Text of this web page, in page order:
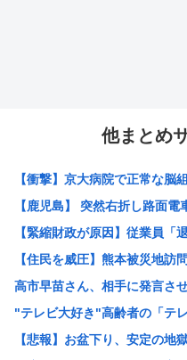
他まとめ
【衝撃】京大病院で正常な脳
【鹿児島】 突然右折し路面
【緊縮財政が原因】従業員「
【住民を威圧】熊本被災地訪
高市早苗さん、相手に発言さ
"テレビ大好き"高齢者の「テ
【悲報】お盆下り、安定の地